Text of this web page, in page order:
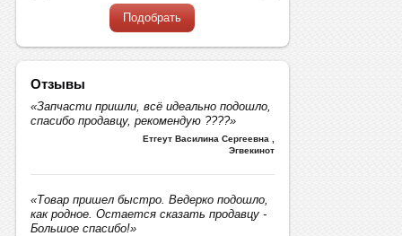
Подобрать
Отзывы
«Запчасти пришли, всё идеально подошло,
спасибо продавцу, рекомендую ????»
Етгеут Василина Сергеевна
Эгвекинот
«Товар пришел быстро. Ведерко подошло,
как родное. Остается сказать продавцу -
Большое спасибо!»